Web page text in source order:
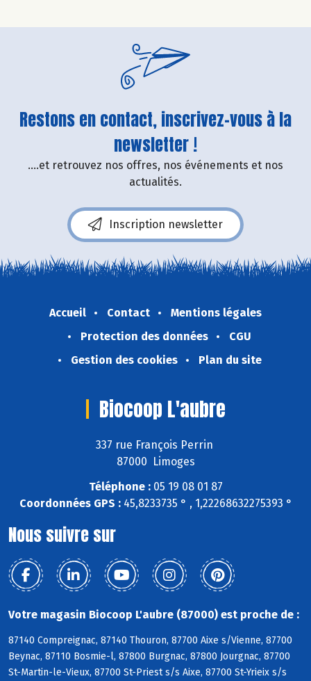
Restons en contact, inscrivez-vous à la
newsletter !
....et retrouvez nos offres, nos événements et nos
actualités.
Inscription newsletter
Accueil Contact
Mentions légales
Protection des données
CGU
Gestion des cookies
Plan du site
Biocoop L'aubre
337 rue François Perrin
87000 Limoges
Téléphone :05 19 08 01 87
Coordonnées GPS :45,8233735 ° , 1,22268632275393 °
Nous suivre sur
Votre magasin Biocoop L'aubre (87000) est proche de :
87140 Compreignac, 87140 Thouron, 87700 Aixe s/Vienne, 87700
Beynac, 87110 Bosmie-l, 87800 Burgnac, 87800 Jourgnac, 87700
St-Martin-le-Vieux, 87700 St-Priest s/s Aixe, 87700 St-Yrieix s/s